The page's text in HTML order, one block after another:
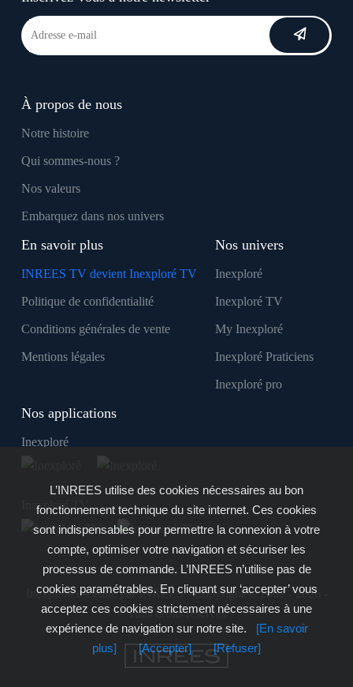
À propos de nous
Notre histoire
Qui sommes-nous ?
Nos valeurs
Embarquez dans nos univers
En savoir plus
INREES TV devient Inexploré TV
Politique de confidentialité
Conditions générales de vente
Mentions légales
Nos univers
Inexploré
Inexploré TV
My Inexploré
Inexploré Praticiens
Inexploré pro
Nos applications
Inexploré
Inexploré TV
Inexploré est édité par INREES - Copyright © 2007 - 2026 -
Tous droits réservés
L’INREES utilise des cookies nécessaires au bon
fonctionnement technique du site internet. Ces cookies
sont indispensables pour permettre la connexion à votre
compte, optimiser votre navigation et sécuriser les
processus de commande. L’INREES n’utilise pas de
cookies paramétrables. En cliquant sur ‘accepter’ vous
acceptez ces cookies strictement nécessaires à une
expérience de navigation sur notre site.
[En savoir
plus]
[Accepter] [Refuser]